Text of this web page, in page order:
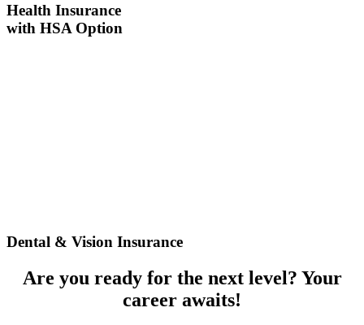
Health Insurance
with HSA Option
Dental & Vision Insurance
Are you ready for the next level? Your
career awaits!